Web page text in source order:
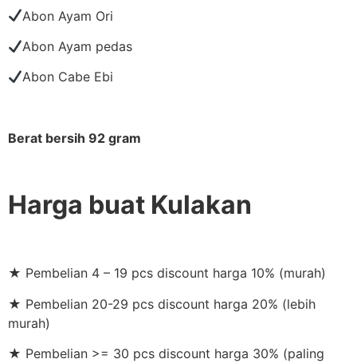
Abon Ayam Ori
Abon Ayam pedas
Abon Cabe Ebi
Berat bersih 92 gram
Harga buat Kulakan
★ Pembelian 4 – 19 pcs discount harga 10% (murah)
★ Pembelian 20-29 pcs discount harga 20% (lebih
murah)
★ Pembelian >= 30 pcs discount harga 30% (paling